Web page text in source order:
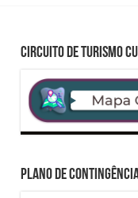
CIRCUITO DE TURISMO
PLANO DE